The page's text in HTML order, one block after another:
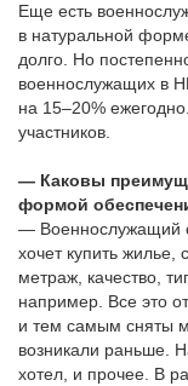
Еще есть
в натуральной
долго. Но
военнослужащих в
на 15–20%
участников.
— Каковы
формой
— Военнослужащий
хочет купить жилье,
метраж, качество,
например. Все это
и тем самым сняты
возникали раньше.
хотел, и прочее. В